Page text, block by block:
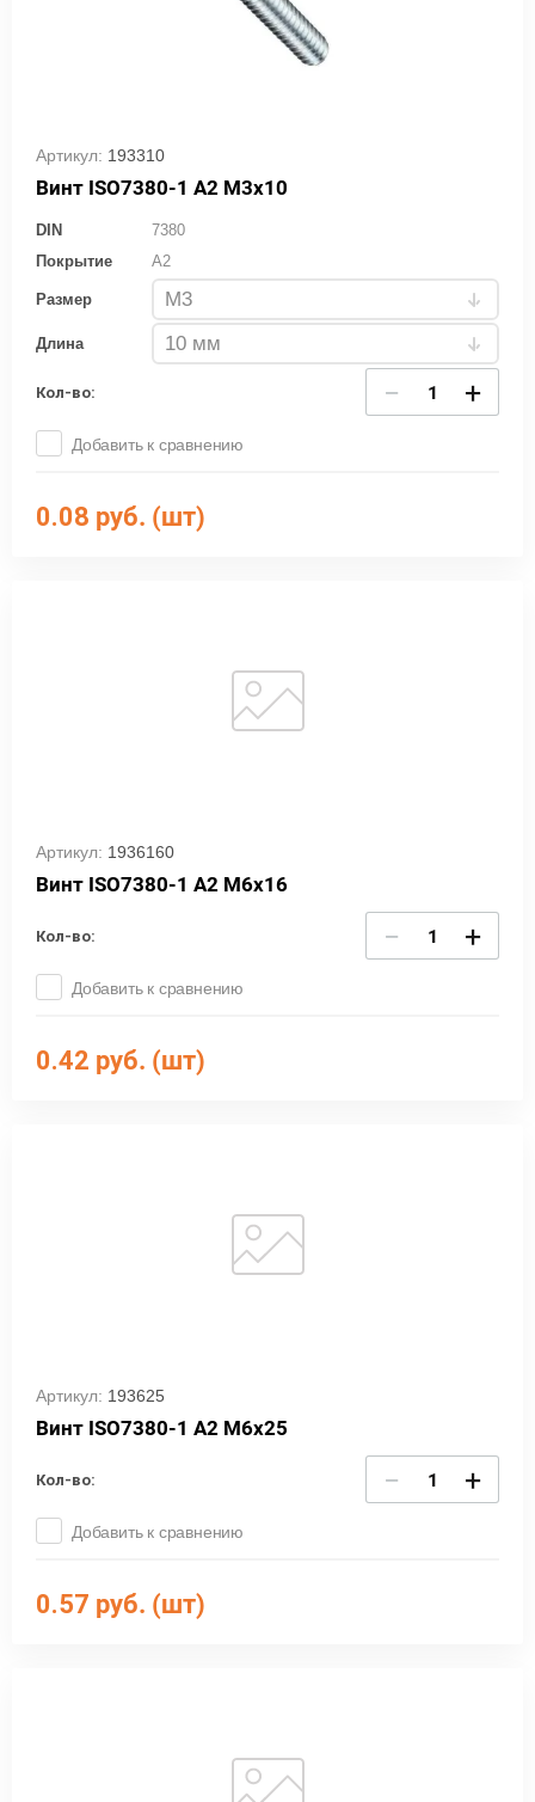
Артикул: 193310
Винт ISO7380-1 A2 М3х10
DIN
7380
Покрытие
A2
Размер
Длина
Кол-во: − +
Добавить к сравнению
0.08 руб. (шт)
Артикул: 1936160
Винт ISO7380-1 А2 М6х16
Кол-во: − +
Добавить к сравнению
0.42 руб. (шт)
Артикул: 193625
Винт ISO7380-1 А2 М6х25
Кол-во: − +
Добавить к сравнению
0.57 руб. (шт)